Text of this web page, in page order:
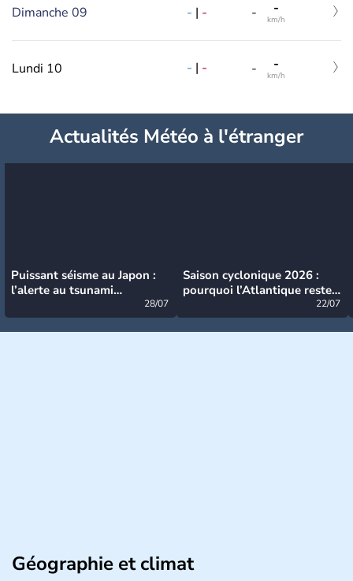
Dimanche 09 - | - - -
km/h
Lundi 10 - | - - -
km/h
Actualités Météo à l'étranger
Puissant séisme au Japon :
l’alerte au tsunami
28/07
Saison cyclonique 2026 :
pourquoi l’Atlantique reste
22/07
Géographie et climat